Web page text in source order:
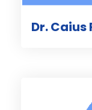
Dr. Caius